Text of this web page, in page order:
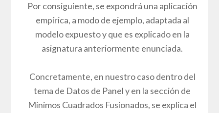
Por consiguiente, se expondrá una aplicación
empírica, a modo de ejemplo, adaptada al
modelo expuesto y que es explicado en la
asignatura anteriormente enunciada.
Concretamente, en nuestro caso dentro del
tema de Datos de Panel y en la sección de
Mínimos Cuadrados Fusionados, se explica el